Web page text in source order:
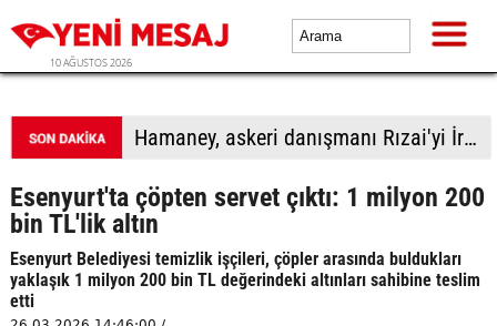
10 AĞUSTOS 2026
Trump: İran ile temasları fazla büyütmeden yürütüyoruz
Esenyurt'ta çöpten servet çıktı: 1 milyon 200
bin TL'lik altın
Esenyurt Belediyesi temizlik işçileri, çöpler arasında buldukları
yaklaşık 1 milyon 200 bin TL değerindeki altınları sahibine teslim
etti